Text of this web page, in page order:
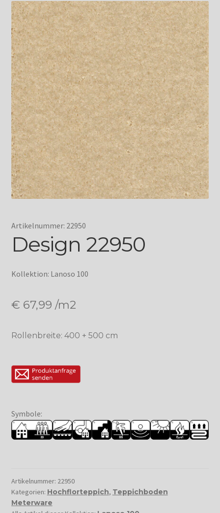
Artikelnummer: 22950
Design 22950
Kollektion: Lanoso 100
€ 67,99 /m2
Rollenbreite: 400 + 500 cm
Symbole:
Artikelnummer: 22950
Kategorien: Hochflorteppich, Teppichboden
Meterware